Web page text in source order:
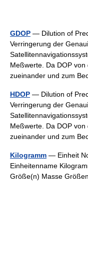
GDOP — Dilution of
Verringerung der
Meßwerte. Da DOP
zueinander und zum
HDOP — Dilution of
Verringerung der
Meßwerte. Da DOP
zueinander und zum
Kilogramm — Einheit
Einheitenname
Größe(n) Masse